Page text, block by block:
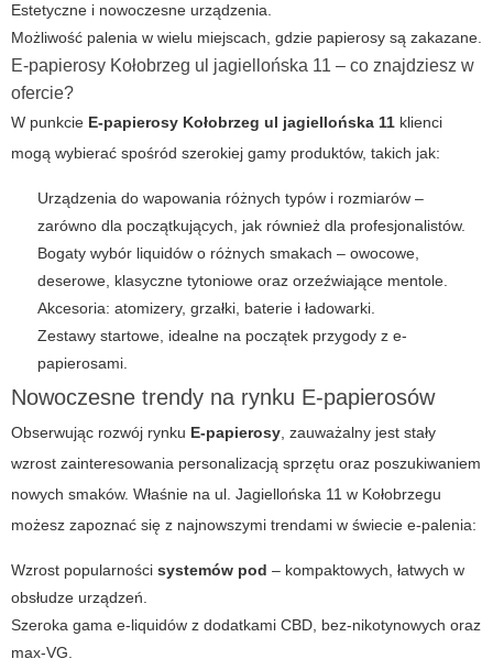
Estetyczne i nowoczesne urządzenia.
Możliwość palenia w wielu miejscach, gdzie papierosy są zakazane.
E-papierosy Kołobrzeg ul jagiellońska 11 – co znajdziesz w
ofercie?
W punkcie E-papierosy Kołobrzeg ul jagiellońska 11 klienci
mogą wybierać spośród szerokiej gamy produktów, takich jak:
Urządzenia do wapowania różnych typów i rozmiarów –
zarówno dla początkujących, jak również dla profesjonalistów.
Bogaty wybór liquidów o różnych smakach – owocowe,
deserowe, klasyczne tytoniowe oraz orzeźwiające mentole.
Akcesoria: atomizery, grzałki, baterie i ładowarki.
Zestawy startowe, idealne na początek przygody z e-
papierosami.
Nowoczesne trendy na rynku E-papierosów
Obserwując rozwój rynku E-papierosy, zauważalny jest stały
wzrost zainteresowania personalizacją sprzętu oraz poszukiwaniem
nowych smaków. Właśnie na ul. Jagiellońska 11 w Kołobrzegu
możesz zapoznać się z najnowszymi trendami w świecie e-palenia:
Wzrost popularności systemów pod – kompaktowych, łatwych w
obsłudze urządzeń.
Szeroka gama e-liquidów z dodatkami CBD, bez-nikotynowych oraz
max-VG.